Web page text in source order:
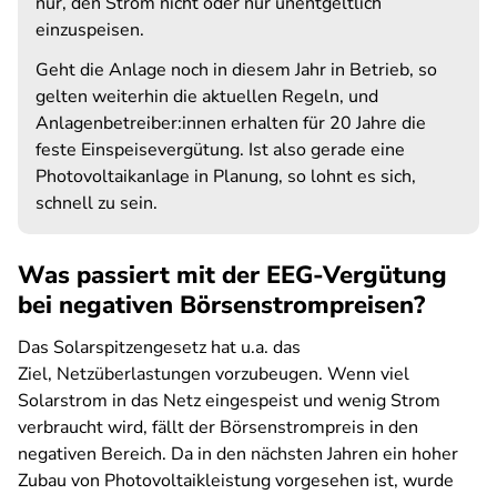
einzuspeisen.
Geht die Anlage noch in diesem Jahr in Betrieb, so
gelten weiterhin die aktuellen Regeln, und
Anlagenbetreiber:innen erhalten für 20 Jahre die
feste Einspeisevergütung. Ist also gerade eine
Photovoltaikanlage in Planung, so lohnt es sich,
schnell zu sein.
Was passiert mit der EEG-Vergütung
bei negativen Börsenstrompreisen?
Das Solarspitzengesetz hat u.a. das
Ziel, Netzüberlastungen vorzubeugen. Wenn viel
Solarstrom in das Netz eingespeist und wenig Strom
verbraucht wird, fällt der Börsenstrompreis in den
negativen Bereich. Da in den nächsten Jahren ein hoher
Zubau von Photovoltaikleistung vorgesehen ist, wurde